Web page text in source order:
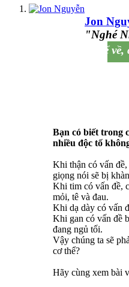
Jon
"Nghé
Đi để về,
Bạn có biết trong
nhiều độc tố
Khi thận có vấn
giọng nói sẽ bị
Khi tim có vấn đề,
mỏi, tê và đau.
Khi dạ dày có vấn
Khi gan có vấn đề
đang ngủ tối.
Vậy chúng ta sẽ
cơ thể?
Hãy cùng xem bài